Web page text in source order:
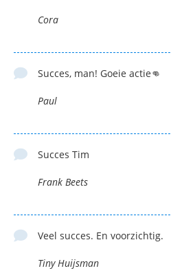
Cora
Succes, man! Goeie actie👊
Paul
Succes Tim
Frank Beets
Veel succes. En voorzichtig.
Tiny Huijsman